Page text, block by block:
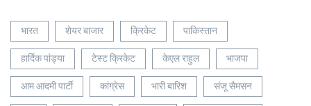
भारत शेयर बाजार क्रिकेट
पाकिस्तान
हार्दिक पांड्या
टेस्ट क्रिकेट केएल राहुल
भाजपा
आम आदमी पार्टी
कांग्रेस भारी बारिश
संजू सैमसन